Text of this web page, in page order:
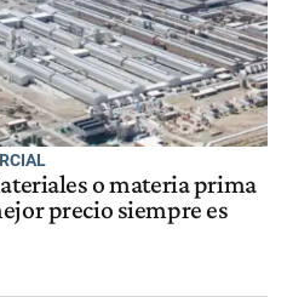
o materia prima
precio siempre es